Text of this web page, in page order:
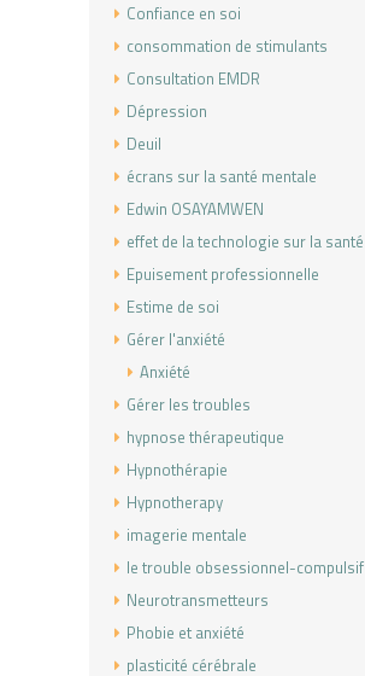
Confiance en soi
consommation de stimulants
Consultation EMDR
Dépression
Deuil
écrans sur la santé mentale
Edwin OSAYAMWEN
effet de la technologie sur la santé
Epuisement professionnelle
Estime de soi
Gérer l'anxiété
Anxiété
Gérer les troubles
hypnose thérapeutique
Hypnothérapie
Hypnotherapy
imagerie mentale
le trouble obsessionnel-compulsif
Neurotransmetteurs
Phobie et anxiété
plasticité cérébrale